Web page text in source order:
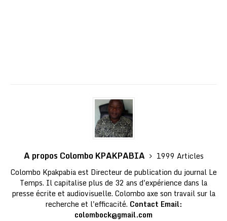
A propos Colombo KPAKPABIA
1999 Articles
Colombo Kpakpabia est Directeur de publication du journal Le
Temps. Il capitalise plus de 32 ans d'expérience dans la
presse écrite et audiovisuelle. Colombo axe son travail sur la
recherche et l'efficacité. Contact Email:
colombock@gmail.com